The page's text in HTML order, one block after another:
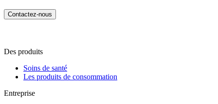
Contactez-nous
Des produits
Soins de santé
Les produits de consommation
Entreprise